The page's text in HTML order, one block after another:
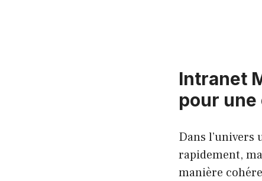
Intranet
pour
Dans
rapidement,
manière